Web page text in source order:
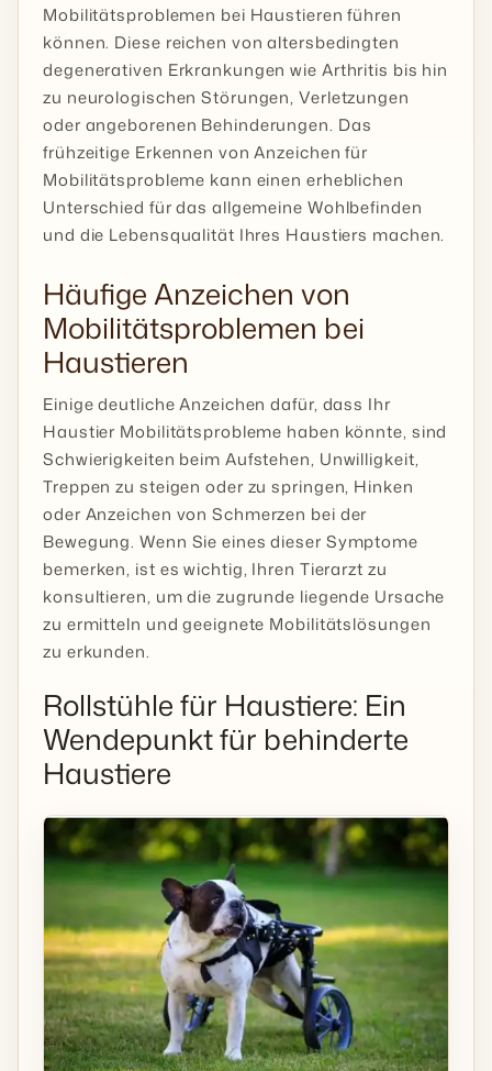
Mobilitätsproblemen bei Haustieren führen
können. Diese reichen von altersbedingten
degenerativen Erkrankungen wie Arthritis bis hin
zu neurologischen Störungen, Verletzungen
oder angeborenen Behinderungen. Das
frühzeitige Erkennen von Anzeichen für
Mobilitätsprobleme kann einen erheblichen
Unterschied für das allgemeine Wohlbefinden
und die Lebensqualität Ihres Haustiers machen.
Häufige Anzeichen von
Mobilitätsproblemen bei
Haustieren
Einige deutliche Anzeichen dafür, dass Ihr
Haustier Mobilitätsprobleme haben könnte, sind
Schwierigkeiten beim Aufstehen, Unwilligkeit,
Treppen zu steigen oder zu springen, Hinken
oder Anzeichen von Schmerzen bei der
Bewegung. Wenn Sie eines dieser Symptome
bemerken, ist es wichtig, Ihren Tierarzt zu
konsultieren, um die zugrunde liegende Ursache
zu ermitteln und geeignete Mobilitätslösungen
zu erkunden.
Rollstühle für Haustiere: Ein
Wendepunkt für behinderte
Haustiere